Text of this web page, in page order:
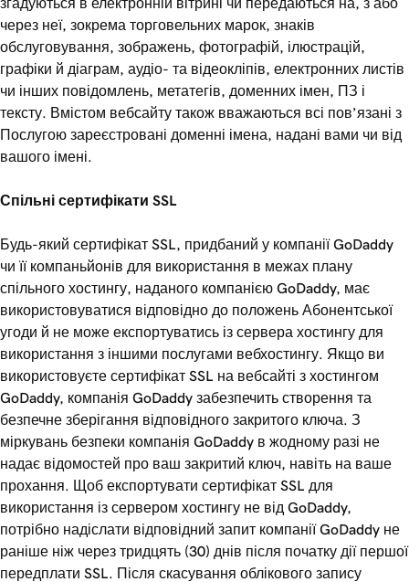
через неї, зокрема торговельних марок, знаків
обслуговування, зображень, фотографій, ілюстрацій,
графіки й діаграм, аудіо- та відеокліпів, електронних листів
чи інших повідомлень, метатегів, доменних імен, ПЗ і
тексту. Вмістом вебсайту також вважаються всі пов’язані з
Послугою зареєстровані доменні імена, надані вами чи від
вашого імені.
Спільні сертифікати SSL
Будь-який сертифікат SSL, придбаний у компанії GoDaddy
чи її компаньйонів для використання в межах плану
спільного хостингу, наданого компанією GoDaddy, має
використовуватися відповідно до положень Абонентської
угоди й не може експортуватись із сервера хостингу для
використання з іншими послугами вебхостингу. Якщо ви
використовуєте сертифікат SSL на вебсайті з хостингом
GoDaddy, компанія GoDaddy забезпечить створення та
безпечне зберігання відповідного закритого ключа. З
міркувань безпеки компанія GoDaddy в жодному разі не
надає відомостей про ваш закритий ключ, навіть на ваше
прохання. Щоб експортувати сертифікат SSL для
використання із сервером хостингу не від GoDaddy,
потрібно надіслати відповідний запит компанії GoDaddy не
раніше ніж через тридцять (30) днів після початку дії першої
передплати SSL. Після скасування облікового запису